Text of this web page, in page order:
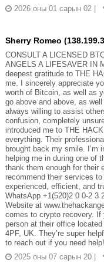
2026 оны 01 сарын 02
Sherry Romeo
CONSULT A LICENSED
ANGELS A LIFESAVER IN
deepest gratitude to THE
me. I sincerely appreciate
worth of Bitcoin, as well as
go above and above, as
always willing to assist
confusion, completely
introduced me to THE
everything. Their
brought back my smile. I’m
helping me in during one of
thank them enough for their
recommend their services
experienced, efficient, and
WhatsApp +1(520)2 0 0-2 3
Website at
comes to crypto recovery.
person at their office
4PF, UK. They’re super
to reach out if you need help!
2025 оны 07 сарын 20